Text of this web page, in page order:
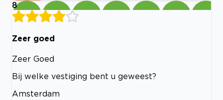
8
Zeer goed
Zeer Goed
Bij welke vestiging bent u geweest?
Amsterdam